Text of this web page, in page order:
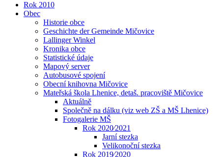
Rok 2010
Obec
Historie obce
Geschichte der Gemeinde Mičovice
Lallinger Winkel
Kronika obce
Statistické údaje
Mapový server
Autobusové spojení
Obecní knihovna Mičovice
Mateřská škola Lhenice, detaš. pracoviště Mičovice
Aktuálně
Společně na dálku (viz web ZŠ a MŠ Lhenice)
Fotogalerie MŠ
Rok 2020⁄2021
Jarní stezka
Velikonoční stezka
Rok 2019⁄2020